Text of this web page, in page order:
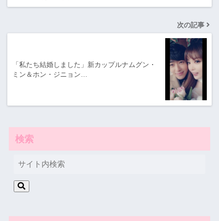
次の記事
「私たち結婚しました」新カップルナムグン・
ミン＆ホン・ジニョン…
検索